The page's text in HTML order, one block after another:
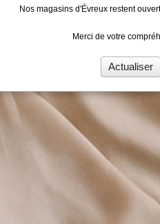
Nos magasins d'Évreux restent
Merci de votre
Actualiser